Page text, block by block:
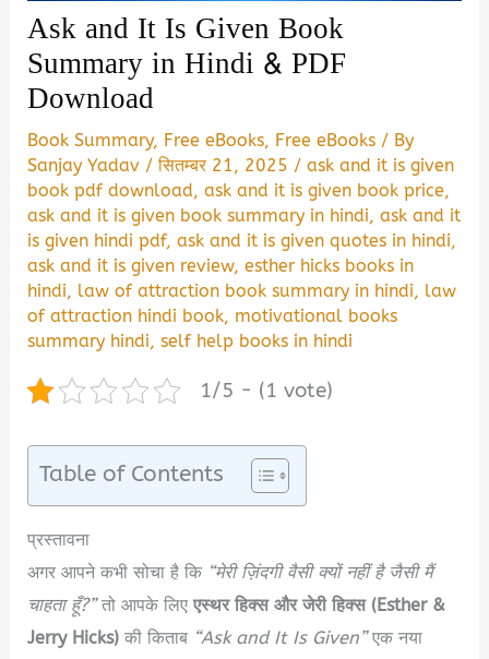
Ask and It Is Given Book
Summary in Hindi & PDF
Download
Book Summary, Free eBooks, Free eBooks / By
Sanjay Yadav /सितम्बर 21, 2025 /ask and it is given
book pdf download,ask and it is given book price,
ask and it is given book summary in hindi,ask and it
is given hindi pdf,ask and it is given quotes in hindi,
ask and it is given review,esther hicks books in
hindi, law of attraction book summary in hindi, law
of attraction hindi book, motivational books
summary hindi,self help books in hindi
1/5 - (1 vote)
Table of Contents
प्रस्तावना
अगर आपने कभी सोचा है कि “मेरी ज़िंदगी वैसी क्यों नहीं है जैसी मैं
चाहता हूँ?”तो आपके लिएएस्थर हिक्स और जेरी हिक्स (Esther &
Jerry Hicks) की किताब “Ask and It Is Given”एक नया